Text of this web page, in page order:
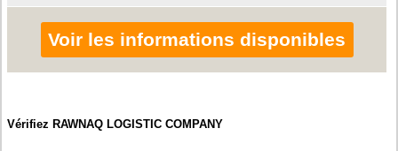
Voir les informations disponibles
Vérifiez RAWNAQ LOGISTIC COMPANY